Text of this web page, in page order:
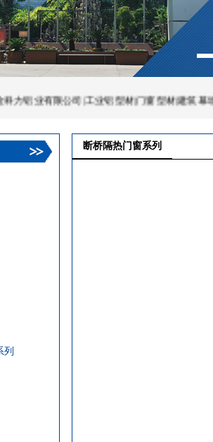
限公司|工业铝型材|门窗型材|建筑幕墙型材|装
列
断桥隔热门窗系列